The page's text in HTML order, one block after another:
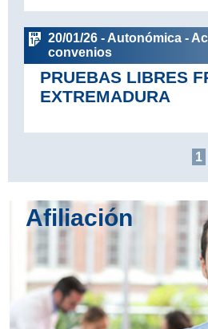
20/01/26 - Autonómica -
convenios
PRUEBAS LIBRES
EXTREMADURA
1
Afiliación